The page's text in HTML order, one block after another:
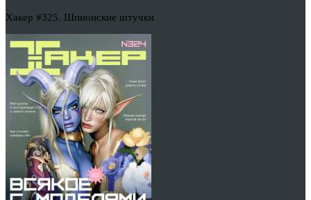
Хакер #325. Шпионские штучки